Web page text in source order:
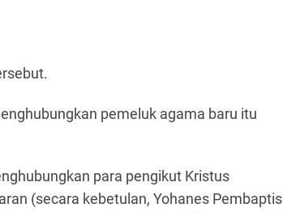
pemeluk agama baru itu
para pengikut Kristus
(secara kebetulan, Yohanes Pembaptis